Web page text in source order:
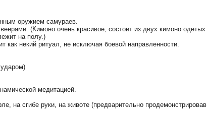
оружием самураев.
(Кимоно очень красивое, состоит из двух кимоно одетых
на полу.)
как некий ритуал, не исключая боевой направленности.
медитацией.
на сгибе руки, на животе (предварительно продемонстрировав